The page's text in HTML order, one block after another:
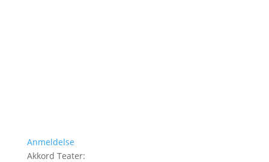
Anmeldelse
Akkord Teater: